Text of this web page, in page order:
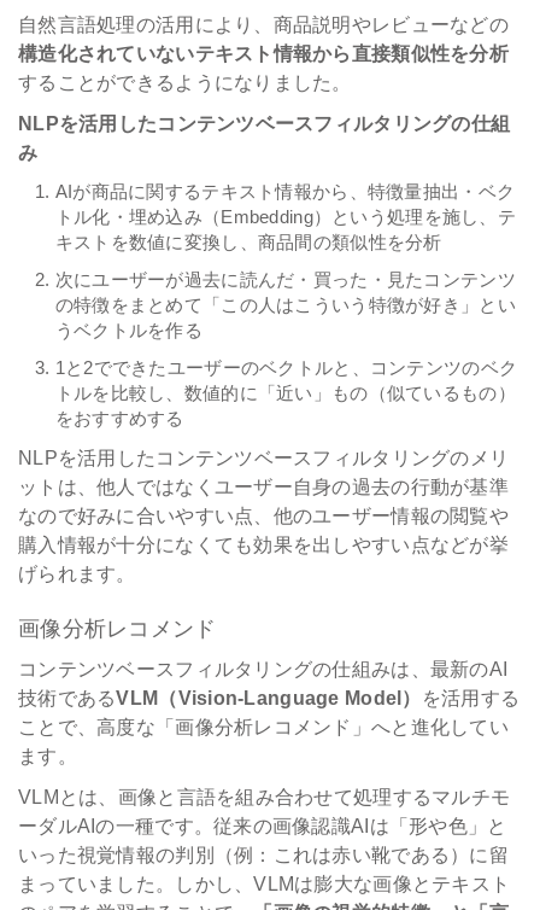
自然言語処理の活用により、商品説明やレビューなどの
構造化されていないテキスト情報から直接類似性を分析
することができるようになりました。
NLPを活用したコンテンツベースフィルタリングの仕組
み
AIが商品に関するテキスト情報から、特徴量抽出・ベク
トル化・埋め込み（Embedding）という処理を施し、テ
キストを数値に変換し、商品間の類似性を分析
次にユーザーが過去に読んだ・買った・見たコンテンツ
の特徴をまとめて「この人はこういう特徴が好き」とい
うベクトルを作る
1と2でできたユーザーのベクトルと、コンテンツのベク
トルを比較し、数値的に「近い」もの（似ているもの）
をおすすめする
NLPを活用したコンテンツベースフィルタリングのメリ
ットは、他人ではなくユーザー自身の過去の行動が基準
なので好みに合いやすい点、他のユーザー情報の閲覧や
購入情報が十分になくても効果を出しやすい点などが挙
げられます。
画像分析レコメンド
コンテンツベースフィルタリングの仕組みは、最新のAI
技術であるVLM（Vision-Language Model）
を活用する
ことで、高度な「画像分析レコメンド」へと進化してい
ます。
VLMとは、画像と言語を組み合わせて処理するマルチモ
ーダルAIの一種です。従来の画像認識AIは「形や色」と
いった視覚情報の判別（例：これは赤い靴である）に留
まっていました。しかし、VLMは膨大な画像とテキスト